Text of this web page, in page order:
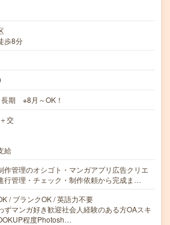
歩8分
期 ※8月～OK！
交
給
作管理のオシゴト・マンガアプリ広告クリエ
行管理・チェック・制作依頼から完成ま…
/ ブランクOK / 英語力不要
ずマンガ好き歓迎社会人経験のある方OAスキ
程度Photosh…